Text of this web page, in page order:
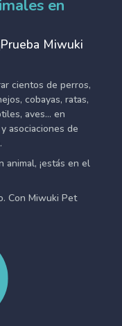
en
Miwuki
cientos de perros,
cobayas, ratas,
aves... en
asociaciones de
animal, ¡estás en el
Con Miwuki Pet